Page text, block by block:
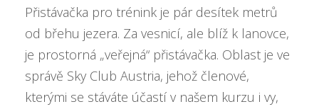
Přistávačka pro trénink je pár desítek metrů
od břehu jezera. Za vesnicí, ale blíž k lanovce,
je prostorná „veřejná“ přistávačka. Oblast je ve
správě Sky Club Austria, jehož členové,
kterými se stáváte účastí v našem kurzu i vy,